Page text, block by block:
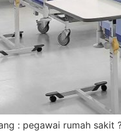
: pegawai rumah